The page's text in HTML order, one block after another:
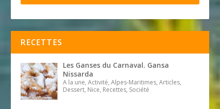
RECETTES
Les Ganses du Carnaval. Gansa
Nissarda
A la une, Activité, Alpes-Maritimes, Articles,
Dessert, Nice, Recettes, Société